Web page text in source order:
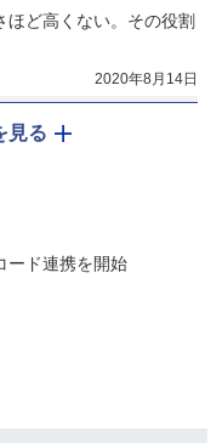
ほど高くない。その役割
2020年8月14日
見る
ード連携を開始